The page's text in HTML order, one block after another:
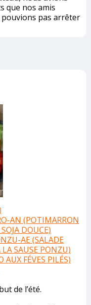
que nos amis
pas arrêter
AN (POTIMARRON
DOUCE)
AE (SALADE
LA SAUSE PONZU)
FÉVES PILÉS)
de l’été.